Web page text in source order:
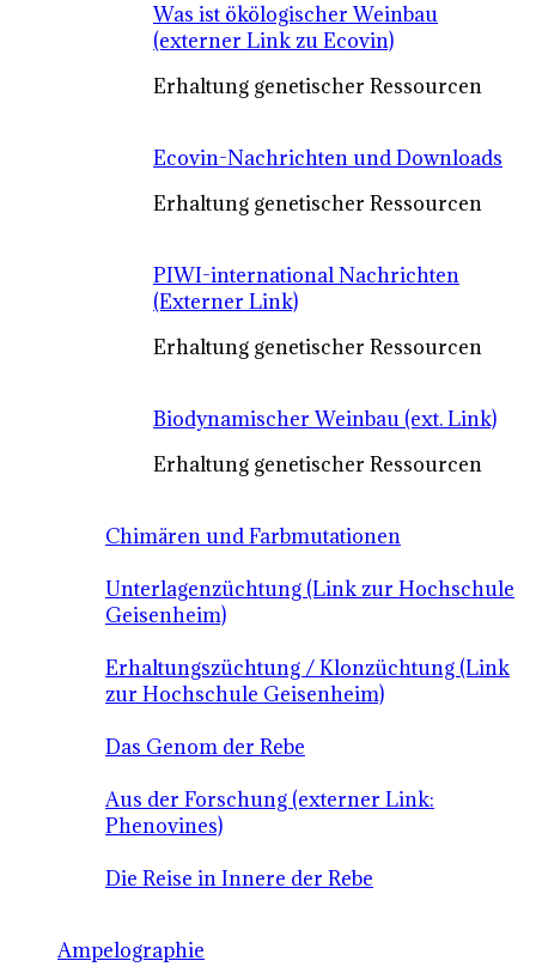
Was ist ökölogischer Weinbau
(externer Link zu Ecovin)
Erhaltung genetischer Ressourcen
Ecovin-Nachrichten und Downloads
Erhaltung genetischer Ressourcen
PIWI-international Nachrichten
(Externer Link)
Erhaltung genetischer Ressourcen
Biodynamischer Weinbau (ext. Link)
Erhaltung genetischer Ressourcen
Chimären und Farbmutationen
Unterlagenzüchtung (Link zur Hochschule
Geisenheim)
Erhaltungszüchtung / Klonzüchtung (Link
zur Hochschule Geisenheim)
Das Genom der Rebe
Aus der Forschung (externer Link:
Phenovines)
Die Reise in Innere der Rebe
Ampelographie